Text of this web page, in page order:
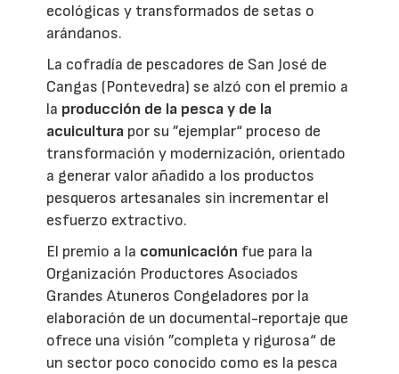
ecológicas y transformados de setas o
arándanos.
La cofradía de pescadores de San José de
Cangas (Pontevedra) se alzó con el premio a
la producción de la pesca y de la
acuicultura por su ”ejemplar“ proceso de
transformación y modernización, orientado
a generar valor añadido a los productos
pesqueros artesanales sin incrementar el
esfuerzo extractivo.
El premio a la comunicación fue para la
Organización Productores Asociados
Grandes Atuneros Congeladores por la
elaboración de un documental-reportaje que
ofrece una visión ”completa y rigurosa“ de
un sector poco conocido como es la pesca